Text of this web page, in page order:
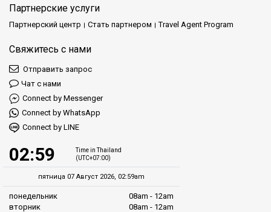
Партнерские услуги
Партнерский центр Стать партнером Travel Agent Program
Свяжитесь с нами
Отправить запрос
Чат с нами
Connect by Messenger
Connect by WhatsApp
Connect by LINE
02:59
Time in Thailand
(UTC+07:00)
пятница 07 Август 2026, 02:59am
понедельник
08am - 12am
вторник
08am - 12am